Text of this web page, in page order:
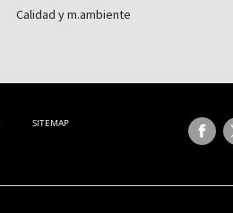
Calidad y m.ambiente
SITEMAP